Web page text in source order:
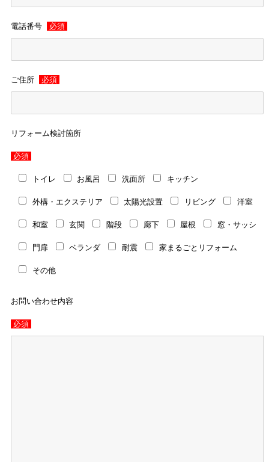
電話番号 必須
ご住所 必須
リフォーム検討箇所
必須
トイレ お風呂 洗面所 キッチン
外構・エクステリア 太陽光設置 リビング 洋室
和室 玄関 階段 廊下 屋根 窓・サッシ
門扉 ベランダ 耐震 家まるごとリフォーム
その他
お問い合わせ内容
必須